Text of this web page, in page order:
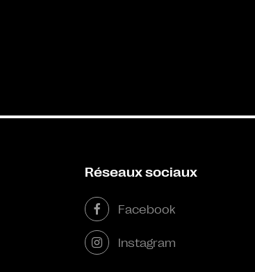
Réseaux sociaux
Facebook
Instagram